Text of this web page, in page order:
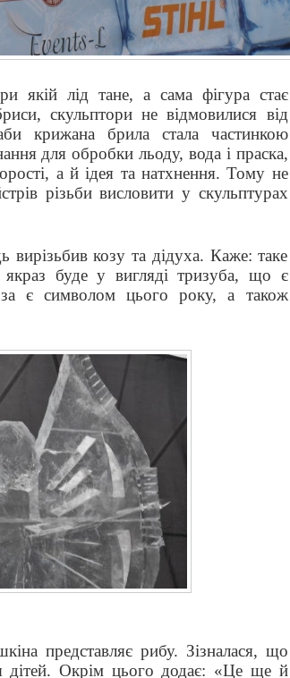
якій лід тане, а сама фігура стає
скульптори не відмовилися від
крижана брила стала частинкою
для обробки льоду, вода і праска,
а й ідея та натхнення. Тому не
різьби висловити у скульптурах
козу та дідуха. Каже: таке
буде у вигляді тризуба, що є
є символом цього року, а також
представляє рибу. Зізналася, що
дітей. Окрім цього додає: «Це ще й